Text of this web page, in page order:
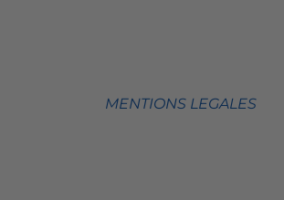
MENTIONS LEGALES